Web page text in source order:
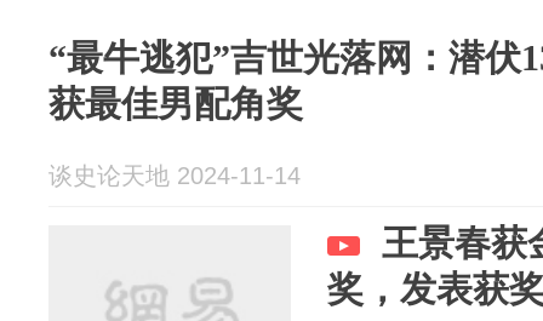
“最牛逃犯”吉世光落网：潜伏
获最佳男配角奖
谈史论天地 2024-11-14
王景春获
奖，发表获